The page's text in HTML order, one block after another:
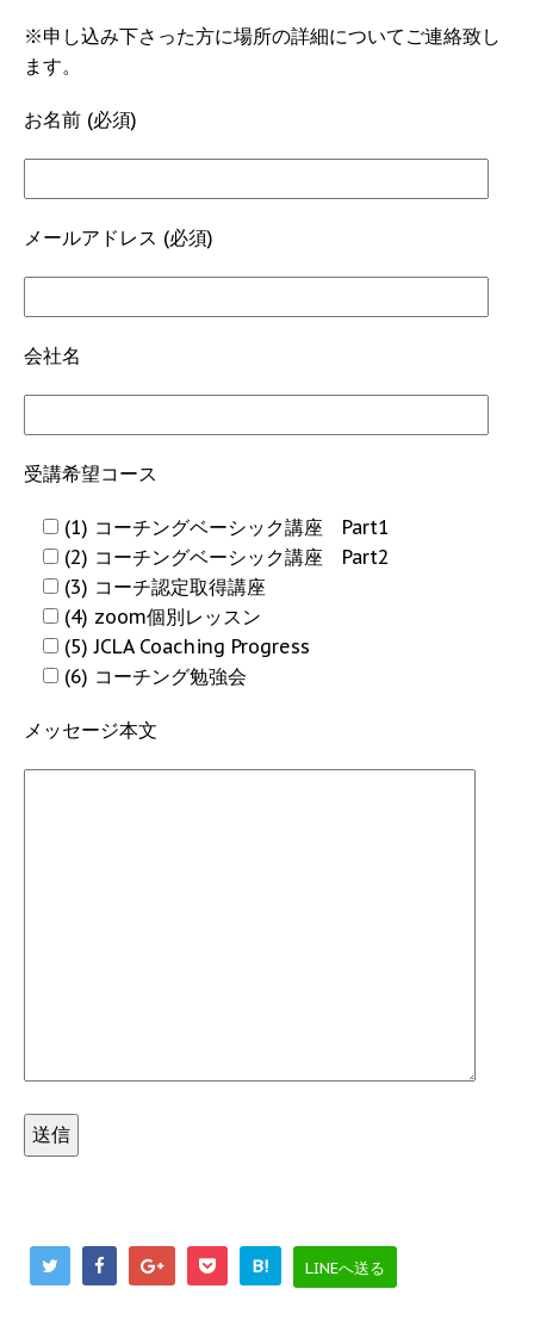
※申し込み下さった方に場所の詳細についてご連絡致し
ます。
お名前 (必須)
メールアドレス (必須)
会社名
受講希望コース
(1) コーチングベーシック講座 Part1
(2) コーチングベーシック講座 Part2
(3) コーチ認定取得講座
(4) zoom個別レッスン
(5) JCLA Coaching Progress
(6) コーチング勉強会
メッセージ本文
B! LINEへ送る